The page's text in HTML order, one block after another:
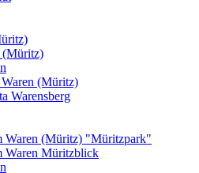
(Müritz)
(Müritz)
Warensberg
Waren (Müritz) "Müritzpark"
Waren Müritzblick